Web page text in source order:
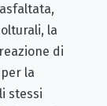
la
di
la
stessi